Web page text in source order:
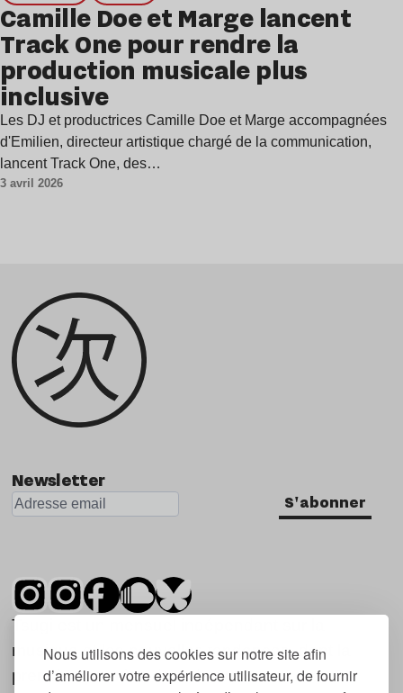
Nous utilisons des cookies sur notre site afin
d’améliorer votre expérience utilisateur, de fournir
Camille Doe et Marge lancent
Track One pour rendre la
production musicale plus
inclusive
Les DJ et productrices Camille Doe et Marge accompagnées
d'Emilien, directeur artistique chargé de la communication,
lancent Track One, des…
3 avril 2026
Newsletter
S'abonner
Tsugi est un mensuel indépendant sur la
musique et les nouvelles tendances, dont la
première parution date de 2007.